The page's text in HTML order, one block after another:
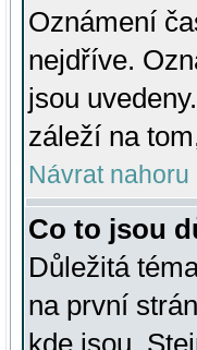
Oznámení
nejdříve.
jsou
záleží na
Návrat nahoru
Co to jsou
Důležitá
na první
kde jsou.